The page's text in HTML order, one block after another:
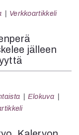
Verkkoartikkeli
jälleen
Elokuva